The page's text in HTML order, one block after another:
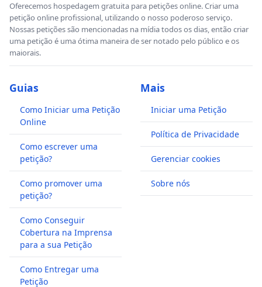
Oferecemos hospedagem gratuita para petições online. Criar uma
petição online profissional, utilizando o nosso poderoso serviço.
Nossas petições são mencionadas na mídia todos os dias, então criar
uma petição é uma ótima maneira de ser notado pelo público e os
maiorais.
Guias
Como Iniciar uma Petição
Online
Como escrever uma
petição?
Como promover uma
petição?
Como Conseguir
Cobertura na Imprensa
para a sua Petição
Como Entregar uma
Petição
Mais
Iniciar uma Petição
Política de Privacidade
Gerenciar cookies
Sobre nós